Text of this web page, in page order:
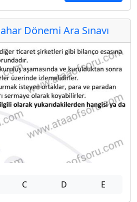
Dönemi Ara Sınavı
C D E